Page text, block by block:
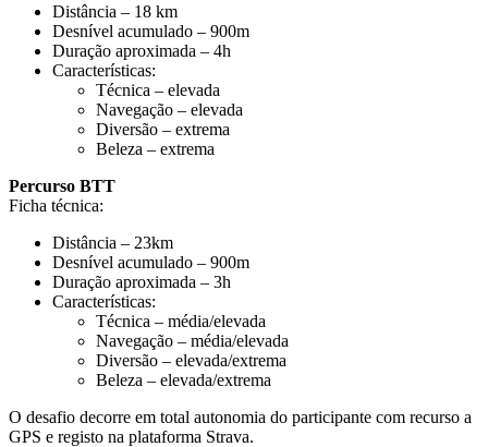
Distância – 18 km
Desnível acumulado – 900m
Duração aproximada – 4h
Características:
Técnica – elevada
Navegação – elevada
Diversão – extrema
Beleza – extrema
Percurso BTT
Ficha técnica:
Distância – 23km
Desnível acumulado – 900m
Duração aproximada – 3h
Características:
Técnica – média/elevada
Navegação – média/elevada
Diversão – elevada/extrema
Beleza – elevada/extrema
O desafio decorre em total autonomia do participante com recurso a
GPS e registo na plataforma Strava.